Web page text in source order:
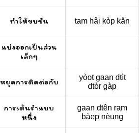
ทำให้ขบขัน tam hâi kòp kǎn
แบ่งออกเป็นส่วน
เล็กๆ
หยุดการติดต่อกับ
yòot gaan dtìt
dtòr gàp
การเต้นรำแบบ
หนึ่ง
gaan dtên ram
bàep nèung